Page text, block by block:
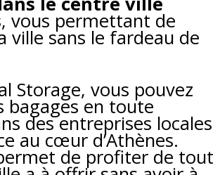
, vous permettant de
ville sans le fardeau de
Storage, vous pouvez
bagages en toute
des entreprises locales
au cœur d’Athènes.
de profiter de tout